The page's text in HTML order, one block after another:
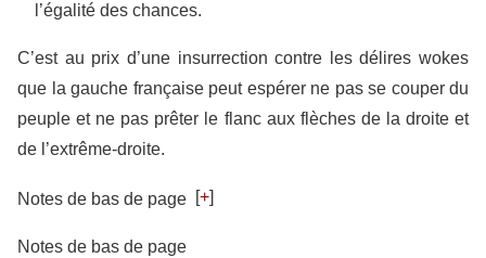
l’égalité des chances.
C’est au prix d’une insurrection contre les délires wokes
que la gauche française peut espérer ne pas se couper du
peuple et ne pas prêter le flanc aux flèches de la droite et
de l’extrême-droite.
Notes de bas de page [+]
Notes de bas de page